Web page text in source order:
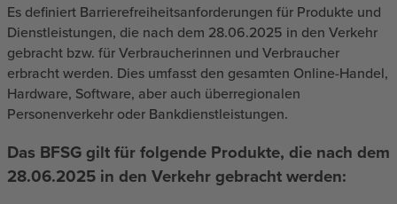
Es definiert Barrierefreiheitsanforderungen für Produkte und
Dienstleistungen, die nach dem 28.06.2025 in den Verkehr
gebracht bzw. für Verbraucherinnen und Verbraucher
erbracht werden. Dies umfasst den gesamten Online-Handel,
Hardware, Software, aber auch überregionalen
Personenverkehr oder Bankdienstleistungen.
Das BFSG gilt für folgende Produkte, die nach dem
28.06.2025 in den Verkehr gebracht werden: